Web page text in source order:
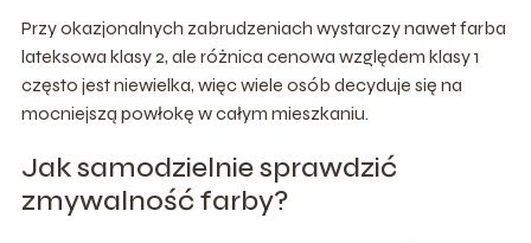
Przy okazjonalnych zabrudzeniach wystarczy nawet farba
lateksowa klasy 2, ale różnica cenowa względem klasy 1
często jest niewielka, więc wiele osób decyduje się na
mocniejszą powłokę w całym mieszkaniu.
Jak samodzielnie sprawdzić
zmywalność farby?